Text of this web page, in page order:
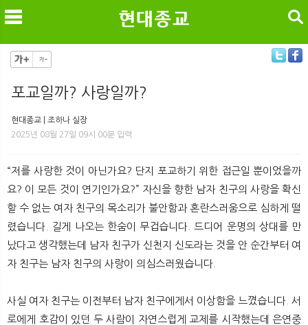
뉴 색
검색
포교일까? 사랑일까?
현대종교 | 조하나 실장
2025년 08월 27일 09시 00분 입력
“저를 사랑한 것이 아닌가요? 단지 포교하기 위한 접근일 뿐이었을까
요? 이 모든 것이 연기인가요?” 자신을 향한 남자 친구의 사랑을 확신
할 수 없는 여자 친구의 목소리가 불안함과 혼란스러움으로 심하게 떨
렸습니다. 길게 나오는 한숨이 무겁습니다. 드디어 운명의 상대를 만
났다고 생각했는데 남자 친구가 신천지 신도라는 것을 안 순간부터 여
자 친구는 남자 친구의 사랑이 의심스러웠습니다.
사실 여자 친구는 이전부터 남자 친구에게서 이상함을 느꼈습니다. 서
로에게 호감이 있던 두 사람이 자연스럽게 교제를 시작했는데 은연중